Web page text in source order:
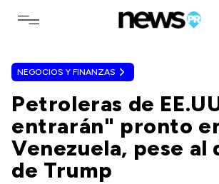
Toggle navigation menu
NEGOCIOS Y FINANZAS
Petroleras de
entrarán" pronto
Venezuela, pese al
de Trump